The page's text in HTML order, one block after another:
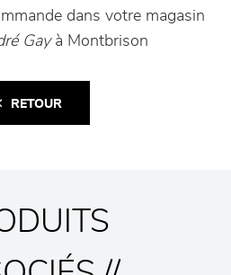
dans votre magasin
Gayà Montbrison
RETOUR